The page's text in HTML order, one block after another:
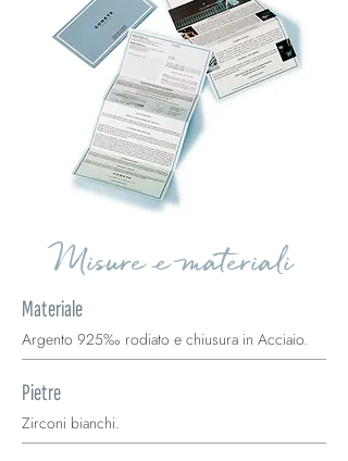
Misure e materiali
Materiale
Argento 925‰ rodiato e chiusura in Acciaio.
Pietre
Zirconi bianchi.